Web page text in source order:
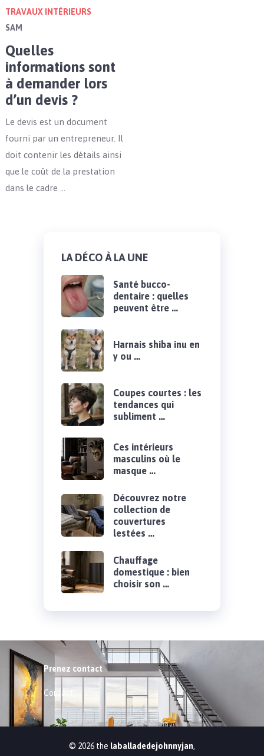
TRAVAUX INTÉRIEURS
SAM
Quelles
informations sont
à demander lors
d’un devis ?
Le devis est un document
fourni par un entrepreneur. Il
doit contenir les détails ainsi
que le coût de la prestation
dans le cadre …
LA DÉCO À LA UNE
Santé bucco-
dentaire : quelles
peuvent être …
Harnais shiba inu en
y ou …
Coupes courtes : les
tendances qui
subliment …
Ces intérieurs
masculins où le
masque …
Découvrez notre
collection de
couvertures
lestées …
Chauffage
domestique : bien
choisir son …
Prenez contact
Contact
© 2026 the laballadedejohnnyjan,